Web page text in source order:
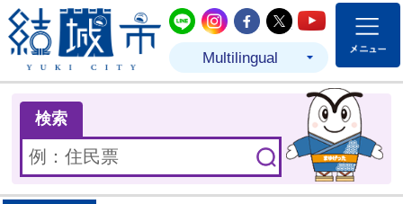
結城市公式LINE
結城市公式Instagram
結城市公式
結城市公式
結城市
Multilingual
検索